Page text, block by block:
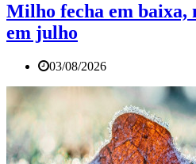
Milho fecha em baixa,
em julho
03/08/2026